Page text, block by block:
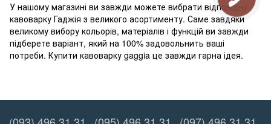
У нашому магазині ви завжди можете вибрати відповідну
кавоварку Гаджія з великого асортименту. Саме завдяки
великому вибору кольорів, матеріалів і функцій ви завжди
підберете варіант, який на 100% задовольнить ваші
потреби. Купити кавоварку gaggia це завжди гарна ідея.